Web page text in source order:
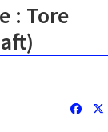
: Tore